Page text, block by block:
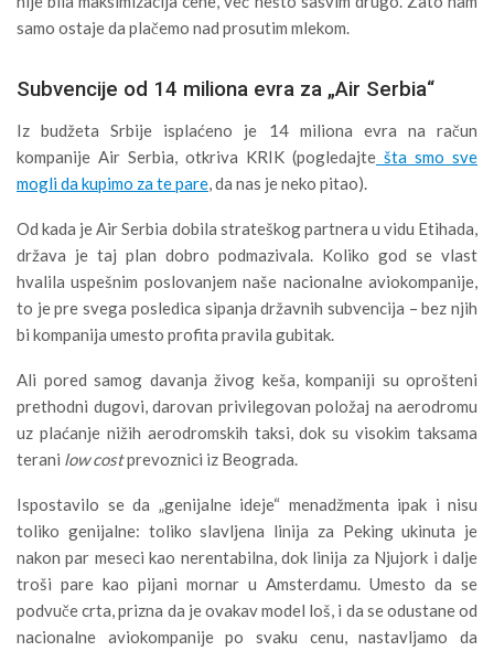
samo ostaje da plačemo nad prosutim mlekom.
Subvencije od 14 miliona evra za „Air Serbia“
Iz budžeta Srbije isplaćeno je 14 miliona evra na račun
kompanije Air Serbia, otkriva KRIK (pogledajte šta smo sve
mogli da kupimo za te pare, da nas je neko pitao).
Od kada je Air Serbia dobila strateškog partnera u vidu Etihada,
država je taj plan dobro podmazivala. Koliko god se vlast
hvalila uspešnim poslovanjem naše nacionalne aviokompanije,
to je pre svega posledica sipanja državnih subvencija – bez njih
bi kompanija umesto profita pravila gubitak.
Ali pored samog davanja živog keša, kompaniji su oprošteni
prethodni dugovi, darovan privilegovan položaj na aerodromu
uz plaćanje nižih aerodromskih taksi, dok su visokim taksama
terani low costprevoznici iz Beograda.
Ispostavilo se da „genijalne ideje“ menadžmenta ipak i nisu
toliko genijalne: toliko slavljena linija za Peking ukinuta je
nakon par meseci kao nerentabilna, dok linija za Njujork i dalje
troši pare kao pijani mornar u Amsterdamu. Umesto da se
podvuče crta, prizna da je ovakav model loš, i da se odustane od
nacionalne aviokompanije po svaku cenu, nastavljamo da